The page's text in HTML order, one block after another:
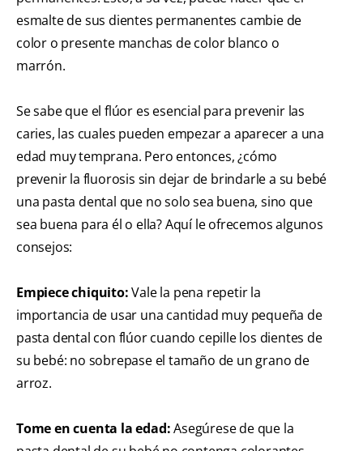
esmalte de sus dientes permanentes cambie de
color o presente manchas de color blanco o
marrón.
Se sabe que el flúor es esencial para prevenir las
caries, las cuales pueden empezar a aparecer a una
edad muy temprana. Pero entonces, ¿cómo
prevenir la fluorosis sin dejar de brindarle a su bebé
una pasta dental que no solo sea buena, sino que
sea buena para él o ella? Aquí le ofrecemos algunos
consejos:
Empiece chiquito:Vale la pena repetir la
importancia de usar una cantidad muy pequeña de
pasta dental con flúor cuando cepille los dientes de
su bebé: no sobrepase el tamaño de un grano de
arroz.
Tome en cuenta la edad:Asegúrese de que la